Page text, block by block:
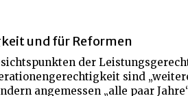
und für Reformen
der
sind
angemessen „alle paar